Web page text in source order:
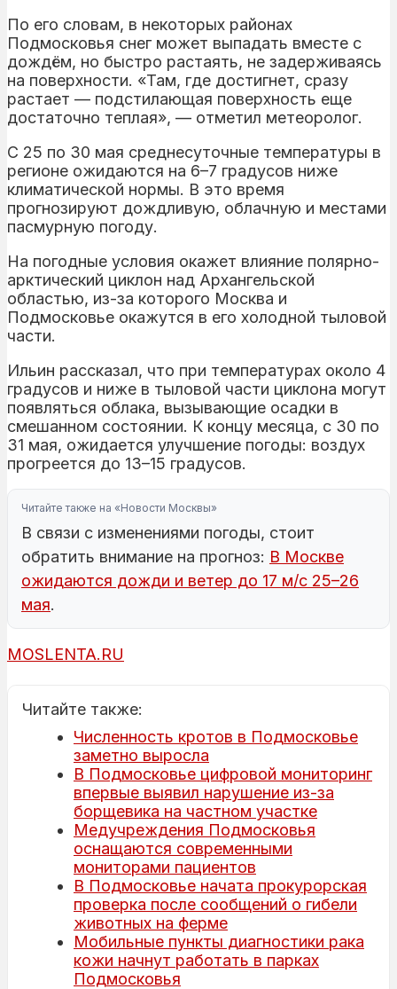
По его словам, в некоторых районах
Подмосковья снег может выпадать вместе с
дождём, но быстро растаять, не задерживаясь
на поверхности. «Там, где достигнет, сразу
растает — подстилающая поверхность еще
достаточно теплая», — отметил метеоролог.
С 25 по 30 мая среднесуточные температуры в
регионе ожидаются на 6–7 градусов ниже
климатической нормы. В это время
прогнозируют дождливую, облачную и местами
пасмурную погоду.
На погодные условия окажет влияние полярно-
арктический циклон над Архангельской
областью, из-за которого Москва и
Подмосковье окажутся в его холодной тыловой
части.
Ильин рассказал, что при температурах около 4
градусов и ниже в тыловой части циклона могут
появляться облака, вызывающие осадки в
смешанном состоянии. К концу месяца, с 30 по
31 мая, ожидается улучшение погоды: воздух
прогреется до 13–15 градусов.
Читайте также на «Новости Москвы»
В связи с изменениями погоды, стоит
обратить внимание на прогноз: В Москве
ожидаются дожди и ветер до 17 м/с 25–26
мая.
MOSLENTA.RU
Читайте также:
Численность кротов в Подмосковье
заметно выросла
В Подмосковье цифровой мониторинг
впервые выявил нарушение из-за
борщевика на частном участке
Медучреждения Подмосковья
оснащаются современными
мониторами пациентов
В Подмосковье начата прокурорская
проверка после сообщений о гибели
животных на ферме
Мобильные пункты диагностики рака
кожи начнут работать в парках
Подмосковья